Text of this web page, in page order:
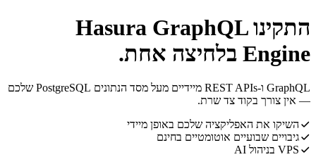
התקינו Hasura GraphQL
Engine בלחיצה אחת.
GraphQL ו-REST APIs מיידיים מעל מסד הנתונים PostgreSQL שלכם
— אין צורך בקוד צד שרת.
השיקו את האפליקציה שלכם באופן מיידי
גיבויים שבועיים אוטומטיים בחינם
VPS בניהול AI